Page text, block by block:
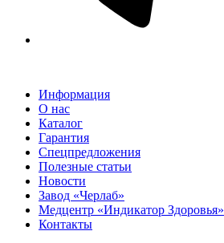
Информация
О нас
Каталог
Гарантия
Спецпредложения
Полезные статьи
Новости
Завод «Черлаб»
Медцентр «Индикатор Здоровья»
Контакты